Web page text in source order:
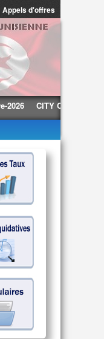
Appels d'offres
CITY CARS-2 eme